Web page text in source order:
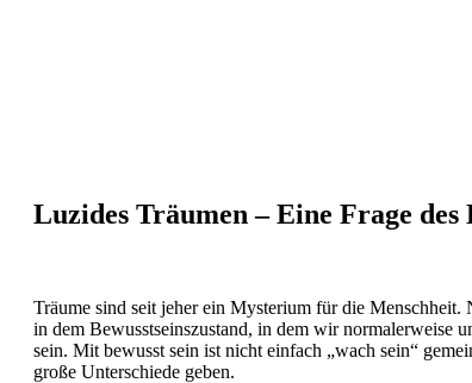
Luzides Träumen – Eine Frage des
Träume sind seit jeher ein Mysterium für die
in dem Bewusstseinszustand, in dem wir normalerweise
sein. Mit bewusst sein ist nicht einfach „wach sein“
große Unterschiede geben.